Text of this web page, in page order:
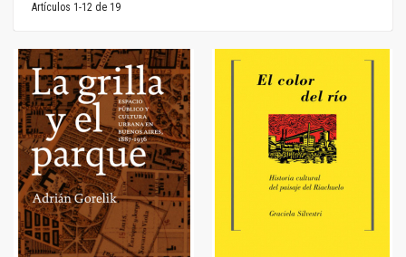
Artículos 1-12 de 19